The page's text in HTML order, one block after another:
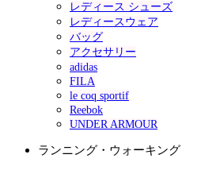
レディース シューズ
レディースウェア
バッグ
アクセサリー
adidas
FILA
le coq sportif
Reebok
UNDER ARMOUR
ランニング・ウォーキング